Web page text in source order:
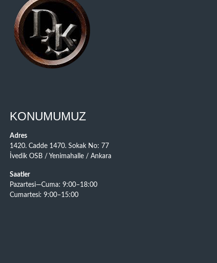
KONUMUMUZ
Adres
1420. Cadde 1470. Sokak No: 77
İvedik OSB / Yenimahalle / Ankara
Saatler
Pazartesi—Cuma: 9:00–18:00
Cumartesi: 9:00–15:00